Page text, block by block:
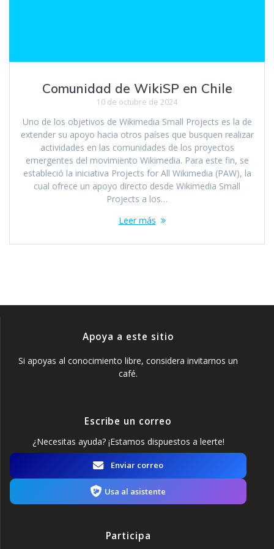
Comunidad de WikiSP en Chile
10 de octubre de 2024
Uno de los objetivos de Wikimedia Small Projects es la de
extender su apoyo hacia otros países que busquen realizar
actividades en las comunidades de los proyectos
emergentes del movimiento Wikimedia. Para este fin, se
estableció la iniciativa Projects for All Wikimedia (PAW), la
cual ofrece un apoyo directo desde Wikimedia Small
Projects a los…
Leer más
Apoya a este sitio
Si apoyas al conocimiento libre, considera invitarnos un
café.
Escribe un correo
¿Necesitas ayuda? ¡Estamos dispuestos a leerte!
Enviar correo
Usa al asistente
Participa